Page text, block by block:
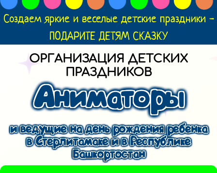
Создаем яркие и веселые детские праздники -
ПОДАРИТЕ ДЕТЯМ СКАЗКУ
ОРГАНИЗАЦИЯ ДЕТСКИХ
ПРАЗДНИКОВ
Аниматоры
и ведущие на день рождения ребенка
в Стерлитамаке и в Республике
Башкортостан